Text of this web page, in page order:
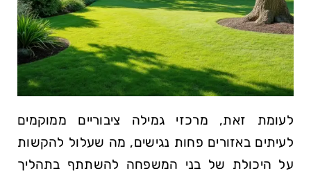
לעומת זאת, מרכזי גמילה ציבוריים ממוקמים
לעיתים באזורים פחות נגישים, מה שעלול להקשות
על היכולת של בני המשפחה להשתתף בתהליך